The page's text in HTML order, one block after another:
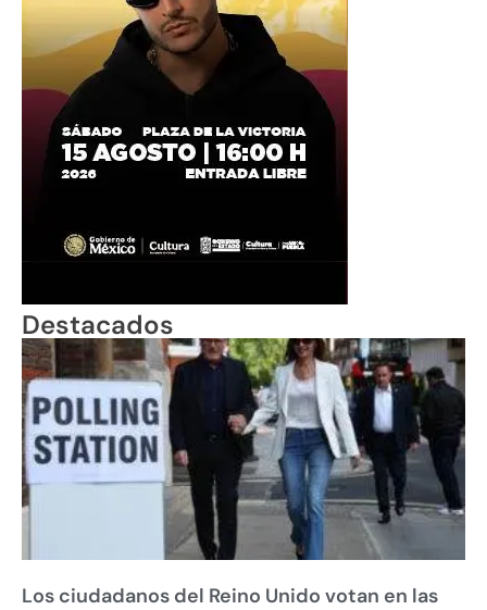
Destacados
Los ciudadanos del Reino Unido votan en las